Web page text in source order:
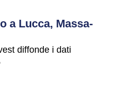
a Lucca, Massa-
diffonde i dati